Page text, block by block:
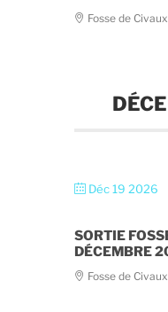
Fosse de Civaux
Déc 19 2026
SORTIE
DÉCEMBRE
Fosse de Civaux